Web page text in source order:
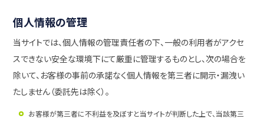
個人情報の管理
当サイトでは、個人情報の管理責任者の下、一般の利用者がアクセ
スできない安全な環境下にて厳重に管理するものとし、次の場合を
除いて、お客様の事前の承諾なく個人情報を第三者に開示・漏洩い
たしません（委託先は除く）。
お客様が第三者に不利益を及ぼすと当サイトが判断した上で、当該第三